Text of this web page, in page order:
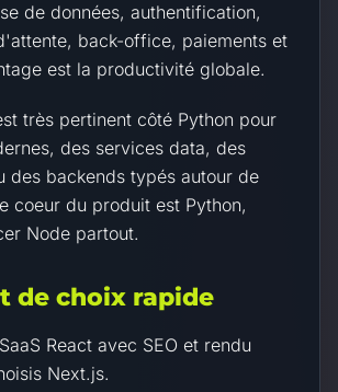
de données, authentification,
back-office, paiements et
est la productivité globale.
très pertinent côté Python pour
des services data, des
des backends typés autour de
coeur du produit est Python,
Node partout.
de choix rapide
React avec SEO et rendu
Next.js.